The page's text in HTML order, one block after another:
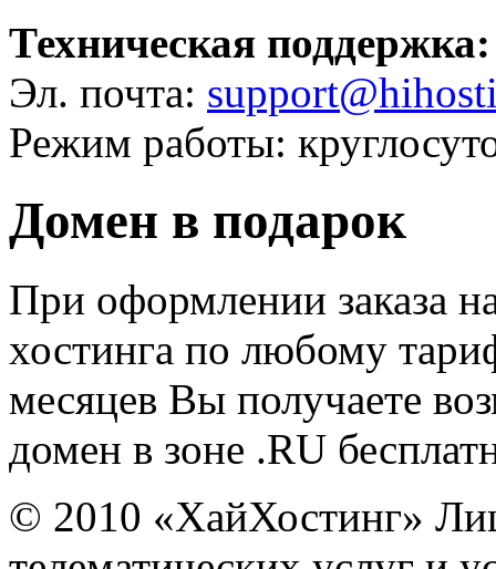
Техническая поддержка:
Эл. почта:
Режим работы:
Домен в подарок
При оформлении заказа
хостинга по любому
месяцев Вы получаете
домен в зоне .RU
© 2010 «ХайХостинг»